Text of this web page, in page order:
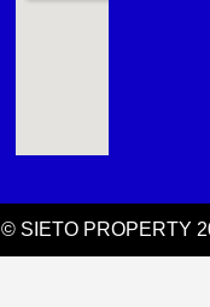
© SIETO PROPERTY